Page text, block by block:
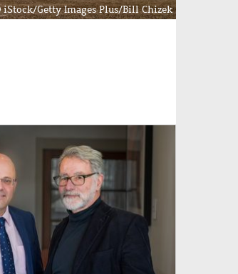
iStock/Getty Images Plus/Bill Chizek